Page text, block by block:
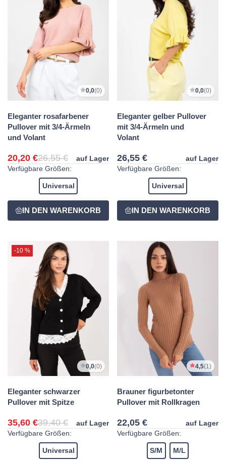
0,0(0)
Eleganter rosafarbener
Pullover mit 3/4-Ärmeln
und Volant
20,20 €26,55 €
auf Lager
Verfügbare Größen:
Universal
0,0(0)
Eleganter gelber Pullover
mit 3/4-Ärmeln und
Volant
26,55 €
auf Lager
Verfügbare Größen:
Universal
-10 %
0,0(0)
Eleganter schwarzer
Pullover mit Spitze
35,60 €39,40 €
auf Lager
Verfügbare Größen:
Universal
4,5(1)
Brauner figurbetonter
Pullover mit Rollkragen
22,05 €
auf Lager
Verfügbare Größen:
S/M M/L